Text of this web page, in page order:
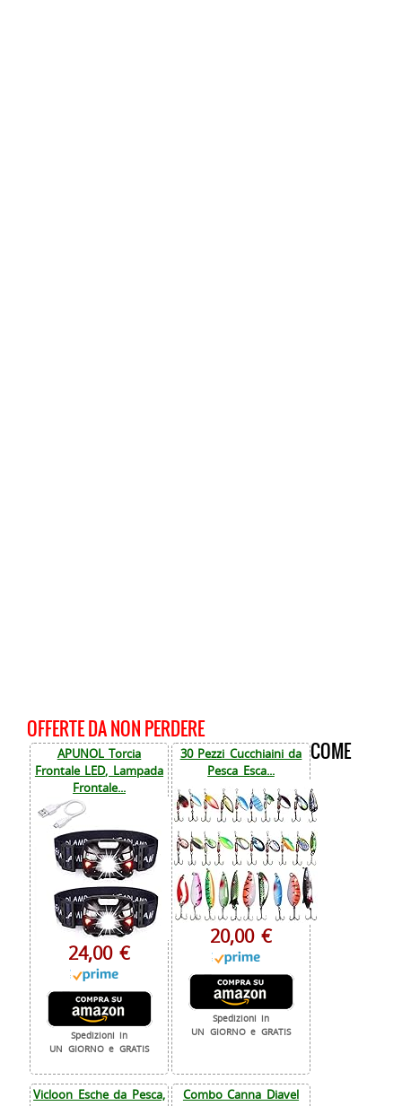
OFFERTE DA NON PERDERE
APUNOL Torcia
Frontale LED, Lampada
Frontale...
24,00 €
Spedizioni in
UN GIORNO e GRATIS
30 Pezzi Cucchiaini da
Pesca Esca...
20,00 €
Spedizioni in
UN GIORNO e GRATIS
Vicloon Esche da Pesca,
Combo Canna Diavel
COME